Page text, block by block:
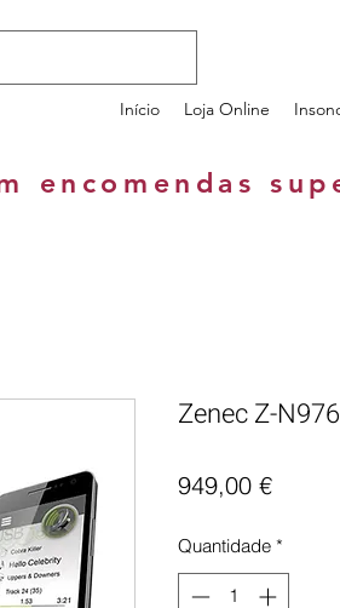
Início Loja Online
encomendas
Zenec Z-N976
949,00 €Preço
Quantidade *